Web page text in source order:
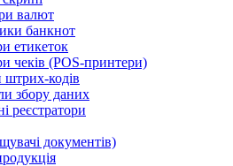
валют
банкнот
етикеток
чеків (POS-принтери)
кодів
збору даних
реєстратори
документів)